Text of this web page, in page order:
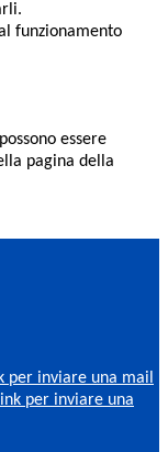
funzionamento
essere
pagina della
per inviare una mail
per inviare una